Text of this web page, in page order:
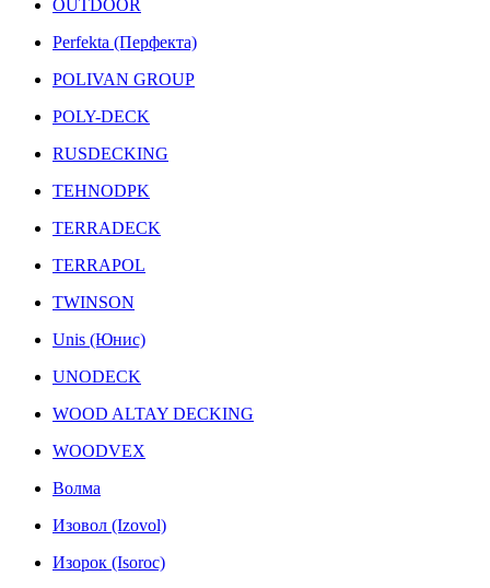
OUTDOOR
Perfekta (Перфекта)
POLIVAN GROUP
POLY-DECK
RUSDECKING
TEHNODPK
TERRADECK
TERRAPOL
TWINSON
Unis (Юнис)
UNODECK
WOOD ALTAY DECKING
WOODVEX
Волма
Изовол (Izovol)
Изорок (Isoroc)